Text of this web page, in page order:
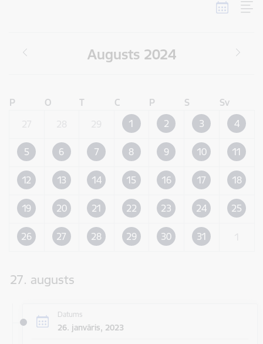
Augusts 2024
P O T C P S
Sv
1 2 3 4
5 6 7 8 9 10 11
12 13 14 15 16 17 18
19 20 21 22 23 24 25
26 27 28 29 30 31
27. augusts
Datums
26. janvāris, 2023